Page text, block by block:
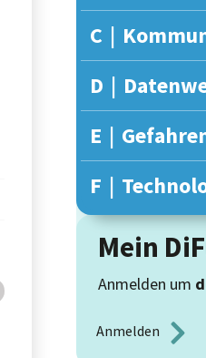
C |
D |
E |
F |
Mein
Anmelden um
Anmelden